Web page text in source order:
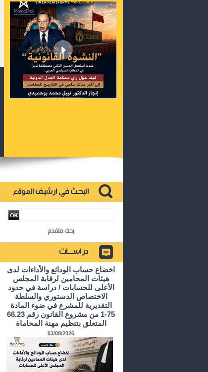
بحث متقدم
اخضاع حساب الودائع والأداءات لدى
هيئات المحامين لرقابة المجلس
الأعلى للحسابات / دراسة في حدود
الاختصاص الدستوري والسلطة
التقديرية للمشرع في ضوء المادة
75-1 من مشروع القانون رقم 66.23
المتعلق بتنظيم مهنة المحاماة
03/08/2026